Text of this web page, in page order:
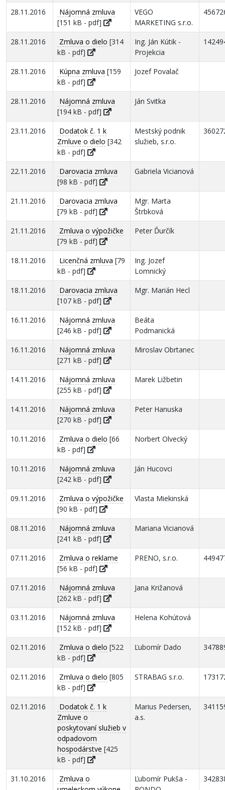
28.11.2016
Nájomná zmluva
[151 kB - pdf]
VEGO
MARKETING s.r.o.
28.11.2016 Zmluva o dielo [314
kB - pdf]
Ing. Ján Kútik -
Projekcia
28.11.2016 Kúpna zmluva [159
kB - pdf]
Jozef Povalač
28.11.2016
Nájomná zmluva
[194 kB - pdf]
Ján Svitka
23.11.2016
Dodatok č. 1 k
Zmluve o dielo [342
kB - pdf]
Mestský podnik
služieb, s.r.o.
22.11.2016
Darovacia zmluva
[98 kB - pdf]
Gabriela Vicianová
21.11.2016
Darovacia zmluva
[79 kB - pdf]
Mgr. Marta
Štrbková
21.11.2016
Zmluva o výpožičke
[79 kB - pdf]
Peter Ďurčík
18.11.2016 Licenčná zmluva [79
kB - pdf]
Ing. Jozef
Lomnický
18.11.2016
Darovacia zmluva
[107 kB - pdf]
Mgr. Marián Hecl
16.11.2016
Nájomná zmluva
[246 kB - pdf]
Beáta
Podmanická
16.11.2016
Nájomná zmluva
[271 kB - pdf]
Miroslav Obrtanec
14.11.2016
Nájomná zmluva
[255 kB - pdf]
Marek Ližbetin
14.11.2016
Nájomná zmluva
[270 kB - pdf]
Peter Hanuska
10.11.2016 Zmluva o dielo [66
kB - pdf]
Norbert Olvecký
10.11.2016
Nájomná zmluva
[242 kB - pdf]
Ján Hucovci
09.11.2016
Zmluva o výpožičke
[90 kB - pdf]
Vlasta Miekinská
08.11.2016
Nájomná zmluva
[241 kB - pdf]
Mariana Vicianová
07.11.2016
Zmluva o reklame
[56 kB - pdf]
PRENO, s.r.o.
07.11.2016
Nájomná zmluva
[262 kB - pdf]
Jana Križanová
03.11.2016
Nájomná zmluva
[152 kB - pdf]
Helena Kohútová
02.11.2016 Zmluva o dielo [522
kB - pdf]
Ľubomír Dado
02.11.2016 Zmluva o dielo [805
kB - pdf]
STRABAG s.r.o.
02.11.2016
Dodatok č. 1 k
Zmluve o
poskytovaní služieb v
odpadovom
hospodárstve [425
kB - pdf]
Marius Pedersen,
a.s.
31.10.2016
Zmluva o
Ľubomír Pukša -